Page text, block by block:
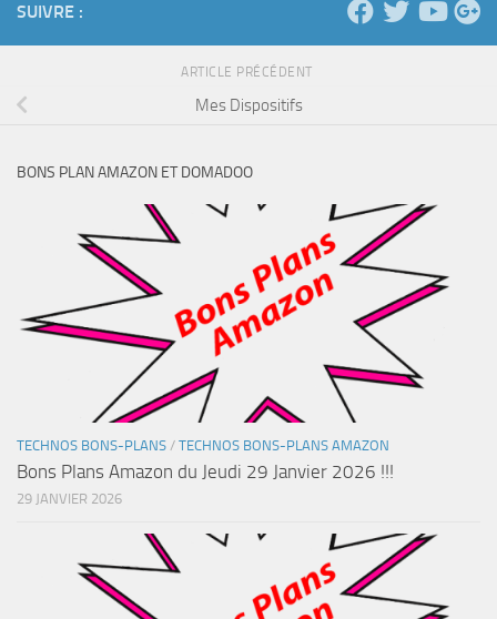
SUIVRE :
ARTICLE PRÉCÉDENT
Mes Dispositifs
BONS PLAN AMAZON ET DOMADOO
TECHNOS BONS-PLANS / TECHNOS BONS-PLANS AMAZON
Bons Plans Amazon du Jeudi 29 Janvier 2026 !!!
29 JANVIER 2026